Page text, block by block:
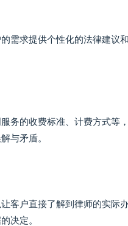
需求提供个性化的法律建
务的收费标准、计费方式等
与矛盾。
客户直接了解到律师的实际
决定。